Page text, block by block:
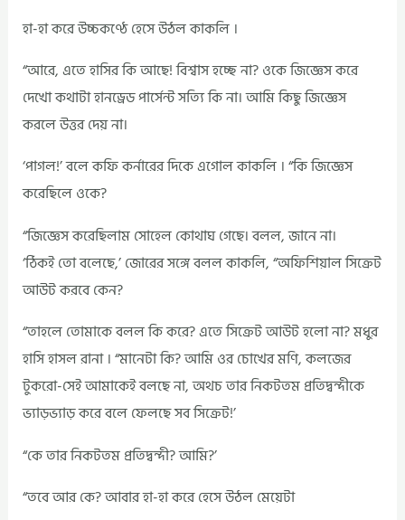
হা-হা করে উচ্চকণ্ঠে হেসে উঠল কাকলি ।
“আরে, এতে হাসির কি আছে! বিশ্বাস হচ্ছে না? ওকে জিজ্ঞেস করে
দেখো কথাটা হানড্রেড পার্সেন্ট সত্যি কি না। আমি কিছু জিজ্ঞেস
করলে উত্তর দেয় না।
‘পাগল!’ বলে কফি কর্নারের দিকে এগোল কাকলি । “কি জিজ্ঞেস
করেছিলে ওকে?
“জিজ্ঞেস করেছিলাম সোহেল কোথাঘ গেছে। বলল, জানে না।
‘ঠিকই তো বলেছে,’ জোরের সঙ্গে বলল কাকলি, “অফিশিয়াল সিক্রেট
আউট করবে কেন?
“তাহলে তোমাকে বলল কি করে? এতে সিক্রেট আউট হলো না? মধুর
হাসি হাসল রানা । “মানেটা কি? আমি ওর চোখের মণি, কলজের
টুকরো-সেই আমাকেই বলছে না, অথচ তার নিকটতম প্রতিদ্বন্দীকে
ভ্যাড়ভ্যাড় করে বলে ফেলছে সব সিক্রেট!’
“কে তার নিকটতম প্রতিদ্বন্দী? আমি?’
“তবে আর কে? আবার হা-হা করে হেসে উঠল মেয়েটা